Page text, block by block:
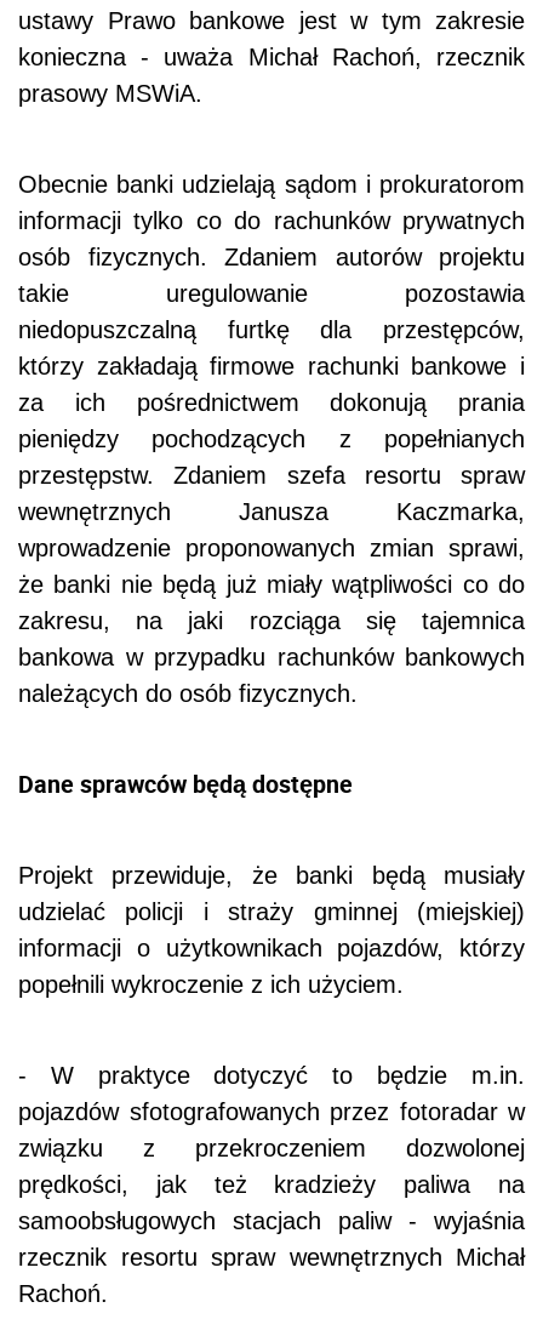
ustawy Prawo bankowe jest w tym zakresie
konieczna - uważa Michał Rachoń, rzecznik
prasowy MSWiA.
Obecnie banki udzielają sądom i prokuratorom
informacji tylko co do rachunków prywatnych
osób fizycznych. Zdaniem autorów projektu
takie uregulowanie pozostawia
niedopuszczalną furtkę dla przestępców,
którzy zakładają firmowe rachunki bankowe i
za ich pośrednictwem dokonują prania
pieniędzy pochodzących z popełnianych
przestępstw. Zdaniem szefa resortu spraw
wewnętrznych Janusza Kaczmarka,
wprowadzenie proponowanych zmian sprawi,
że banki nie będą już miały wątpliwości co do
zakresu, na jaki rozciąga się tajemnica
bankowa w przypadku rachunków bankowych
należących do osób fizycznych.
Dane sprawców będą dostępne
Projekt przewiduje, że banki będą musiały
udzielać policji i straży gminnej (miejskiej)
informacji o użytkownikach pojazdów, którzy
popełnili wykroczenie z ich użyciem.
- W praktyce dotyczyć to będzie m.in.
pojazdów sfotografowanych przez fotoradar w
związku z przekroczeniem dozwolonej
prędkości, jak też kradzieży paliwa na
samoobsługowych stacjach paliw - wyjaśnia
rzecznik resortu spraw wewnętrznych Michał
Rachoń.